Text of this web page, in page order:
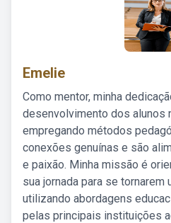
Emelie
Como mentor, minha
desenvolvimento dos alunos
empregando métodos
conexões genuínas e são
e paixão. Minha missão é
sua jornada para se tornarem
utilizando abordagens
pelas principais instituições